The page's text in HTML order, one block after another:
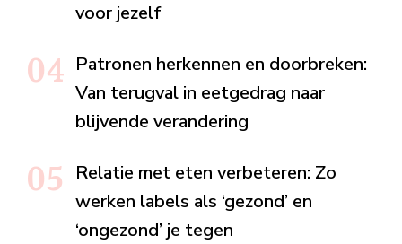
voor jezelf
Patronen herkennen en doorbreken:
Van terugval in eetgedrag naar
blijvende verandering
Relatie met eten verbeteren: Zo
werken labels als ‘gezond’ en
‘ongezond’ je tegen